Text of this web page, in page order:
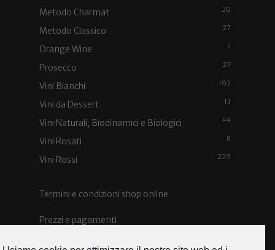
Metodo Charmat 20
Metodo Classico 27
Orange Wine 7
Prosecco 27
Vini Bianchi 102
Vini da Dessert 13
Vini Naturali, Biodinamici e Biologici 44
Vini Rosati 8
Vini Rossi 229
Termini e condizioni shop online
Prezzi e pagamenti
Spedizioni e costi